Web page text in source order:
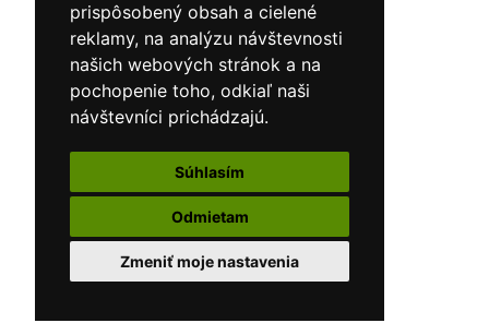
prispôsobený obsah a cielené
reklamy, na analýzu návštevnosti
našich webových stránok a na
pochopenie toho, odkiaľ naši
návštevníci prichádzajú.
Súhlasím
Odmietam
Zmeniť moje nastavenia